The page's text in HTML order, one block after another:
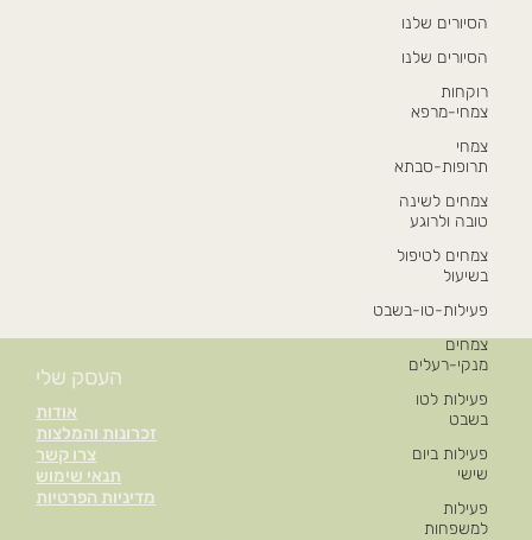
הסיורים שלנו
הסיורים שלנו
רוקחות
צמחי-מרפא
צמחי
תרופות-סבתא
צמחים לשינה
טובה ולרוגע
צמחים לטיפול
בשיעול
פעילות-טו-בשבט
צמחים
מנקי-רעלים
פעילות לטו
בשבט
פעילות ביום
שישי
פעילות
למשפחות
אודות
זכרונות והמלצות
צרו קשר
תנאי שימוש
מדיניות הפרטיות
העסק שלי